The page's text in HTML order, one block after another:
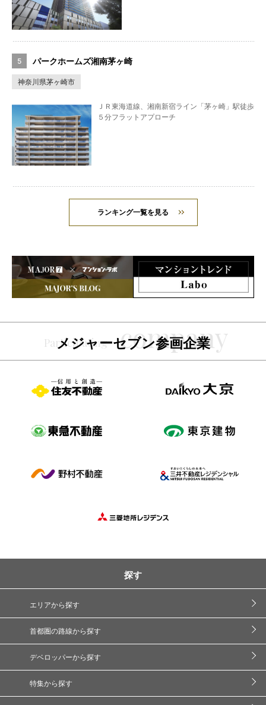
パークホームズ湘南茅ヶ崎
神奈川県茅ヶ崎市
ＪＲ東海道線、湘南新宿ライン「茅ヶ崎」駅徒歩
５分フラットアプローチ
ランキング一覧を見る
メジャーセブン参画企業
探す
エリアから探す
首都圏の路線から探す
デベロッパーから探す
特集から探す